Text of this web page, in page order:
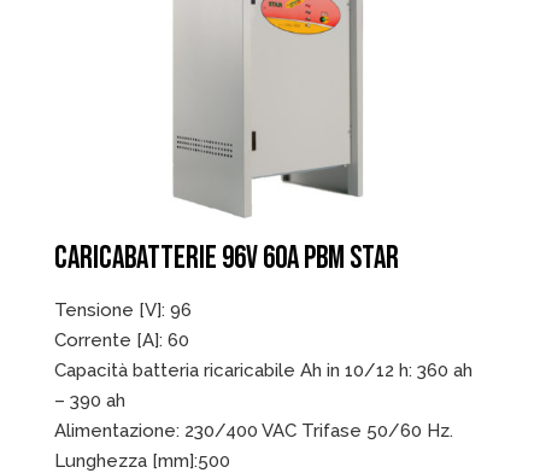
CARICABATTERIE 96V 60A PBM STAR
Tensione [V]: 96
Corrente [A]: 60
Capacità batteria ricaricabile Ah in 10/12 h: 360 ah
– 390 ah
Alimentazione: 230/400 VAC Trifase 50/60 Hz.
Lunghezza [mm]:500